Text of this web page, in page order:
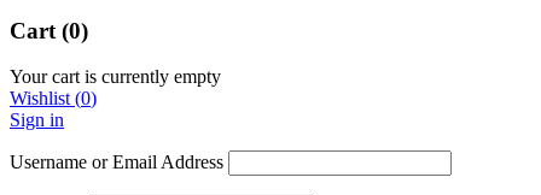
Cart (0)
Your cart is currently empty
Wishlist (0)
Sign in
Username or Email Address